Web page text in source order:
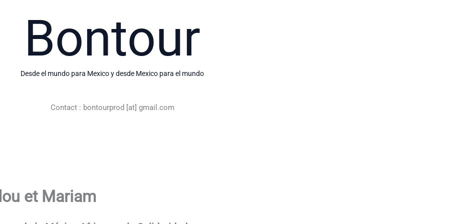
Bontour
Desde el mundo para Mexico y desde Mexico para el mundo
Contact : bontourprod [at] gmail.com
et Mariam